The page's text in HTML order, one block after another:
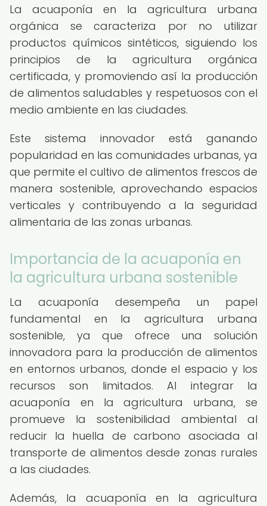
La acuaponía en la agricultura urbana
orgánica se caracteriza por no utilizar
productos químicos sintéticos, siguiendo los
principios de la agricultura orgánica
certificada, y promoviendo así la producción
de alimentos saludables y respetuosos con el
medio ambiente en las ciudades.
Este sistema innovador está ganando
popularidad en las comunidades urbanas, ya
que permite el cultivo de alimentos frescos de
manera sostenible, aprovechando espacios
verticales y contribuyendo a la seguridad
alimentaria de las zonas urbanas.
Importancia de la acuaponía en
la agricultura urbana sostenible
La acuaponía desempeña un papel
fundamental en la agricultura urbana
sostenible, ya que ofrece una solución
innovadora para la producción de alimentos
en entornos urbanos, donde el espacio y los
recursos son limitados. Al integrar la
acuaponía en la agricultura urbana, se
promueve la sostenibilidad ambiental al
reducir la huella de carbono asociada al
transporte de alimentos desde zonas rurales
a las ciudades.
Además, la acuaponía en la agricultura